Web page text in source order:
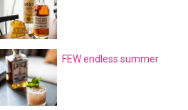
FEW endless summer